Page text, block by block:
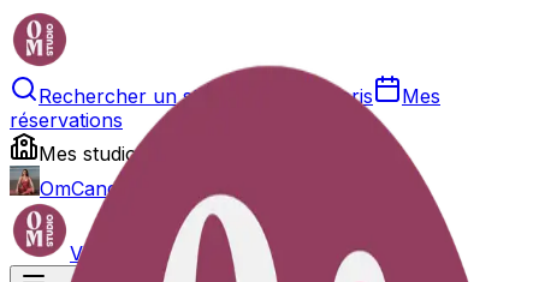
Rechercher un studio Mes favoris
Mes
réservations
Mes studios
OmCandice
Visiteur